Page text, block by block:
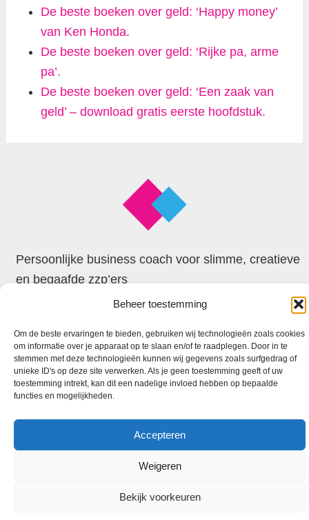
Beheer toestemming
Om de beste ervaringen te bieden, gebruiken wij technologieën zoals cookies
om informatie over je apparaat op te slaan en/of te raadplegen. Door in te
stemmen met deze technologieën kunnen wij gegevens zoals surfgedrag of
unieke ID's op deze site verwerken. Als je geen toestemming geeft of uw
toestemming intrekt, kan dit een nadelige invloed hebben op bepaalde
functies en mogelijkheden.
Accepteren
Weigeren
Bekijk voorkeuren
De beste boeken over geld: ‘Happy money’
van Ken Honda.
De beste boeken over geld: ‘Rijke pa, arme
pa’.
De beste boeken over geld: ‘Een zaak van
geld’ – download gratis eerste hoofdstuk.
Persoonlijke business coach voor slimme, creatieve
en begaafde zzp’ers